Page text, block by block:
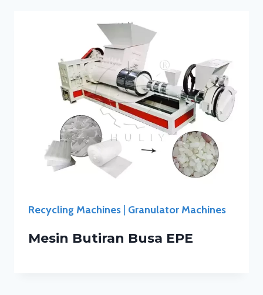
Recycling Machines Granulator Machines
Mesin Butiran Busa EPE